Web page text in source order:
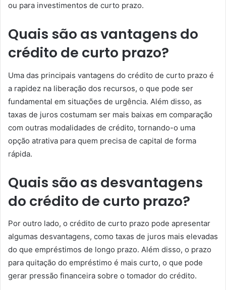
ou para investimentos de curto prazo.
Quais são as vantagens do
crédito de curto prazo?
Uma das principais vantagens do crédito de curto prazo é
a rapidez na liberação dos recursos, o que pode ser
fundamental em situações de urgência. Além disso, as
taxas de juros costumam ser mais baixas em comparação
com outras modalidades de crédito, tornando-o uma
opção atrativa para quem precisa de capital de forma
rápida.
Quais são as desvantagens
do crédito de curto prazo?
Por outro lado, o crédito de curto prazo pode apresentar
algumas desvantagens, como taxas de juros mais elevadas
do que empréstimos de longo prazo. Além disso, o prazo
para quitação do empréstimo é mais curto, o que pode
gerar pressão financeira sobre o tomador do crédito.